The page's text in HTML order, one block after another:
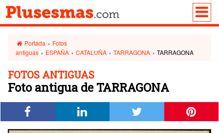
Portada › Fotos
antiguas › ESPAÑA › CATALUÑA › TARRAGONA › TARRAGONA
FOTOS ANTIGUAS
Foto antigua de TARRAGONA